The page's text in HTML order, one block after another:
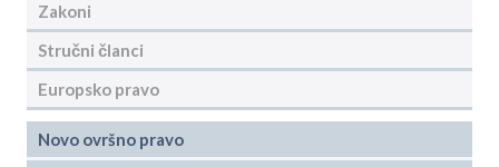
Zakoni
Stručni članci
Europsko pravo
Novo ovršno pravo